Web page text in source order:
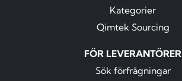
Kategorier
Qimtek Sourcing
FÖR LEVERANTÖRER
Sök förfrågningar